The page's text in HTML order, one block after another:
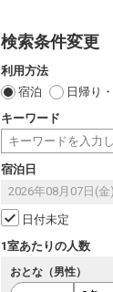
検索条件変更
利用方法
宿泊
日帰り
キーワード
宿泊日
日付未定
1室あたりの人数
おとな（男性）